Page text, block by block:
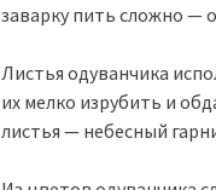
заварку пить сложно —
Листья одуванчика
их мелко изрубить и
листья — небесный